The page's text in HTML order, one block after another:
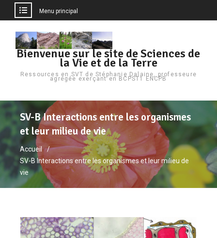
Menu principal
Bienvenue sur le site de Sciences de
la Vie et de la Terre
Ressources en SVT de Stéphanie Dalaine, professeure
agrégée exerçant en BCPST1 ENCPB
SV-B Interactions entre les organismes
et leur milieu de vie
Accueil
SV-B Interactions entre les organismes et leur milieu de
vie